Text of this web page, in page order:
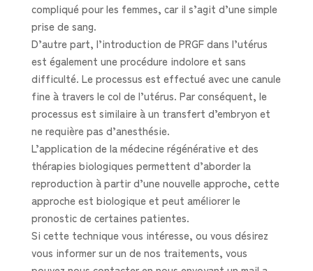
compliqué pour les femmes, car il s’agit d’une simple
prise de sang.
D’autre part, l’introduction de PRGF dans l’utérus
est également une procédure indolore et sans
difficulté. Le processus est effectué avec une canule
fine à travers le col de l’utérus. Par conséquent, le
processus est similaire à un transfert d’embryon et
ne requière pas d’anesthésie.
L’application de la médecine régénérative et des
thérapies biologiques permettent d’aborder la
reproduction à partir d’une nouvelle approche, cette
approche est biologique et peut améliorer le
pronostic de certaines patientes.
Si cette technique vous intéresse, ou vous désirez
vous informer sur un de nos traitements, vous